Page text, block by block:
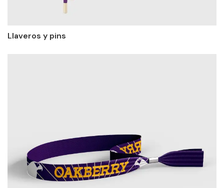
Llaveros y pins